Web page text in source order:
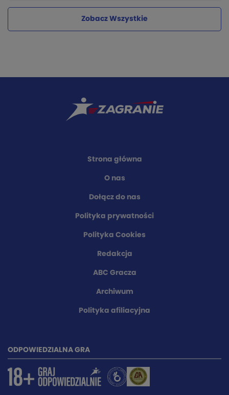
Zobacz Wszystkie
Strona główna
O nas
Dołącz do nas
Polityka prywatności
Polityka Cookies
Redakcja
ABC Gracza
Archiwum
Polityka afiliacyjna
ODPOWIEDZIALNA GRA